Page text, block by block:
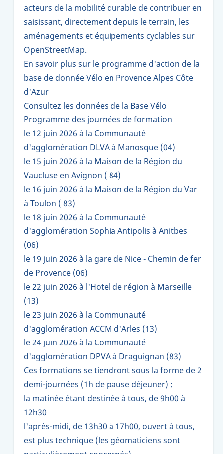
acteurs de la mobilité durable de contribuer en
saisissant, directement depuis le terrain, les
aménagements et équipements cyclables sur
OpenStreetMap.
En savoir plus sur le programme d'action de la
base de donnée Vélo en Provence Alpes Côte
d'Azur
Consultez les données de la Base Vélo
Programme des journées de formation
le 12 juin 2026 à la Communauté
d'agglomération DLVA à Manosque (04)
le 15 juin 2026 à la Maison de la Région du
Vaucluse en Avignon ( 84)
le 16 juin 2026 à la Maison de la Région du Var
à Toulon ( 83)
le 18 juin 2026 à la Communauté
d'agglomération Sophia Antipolis à Anitbes
(06)
le 19 juin 2026 à la gare de Nice - Chemin de fer
de Provence (06)
le 22 juin 2026 à l'Hotel de région à Marseille
(13)
le 23 juin 2026 à la Communauté
d'agglomération ACCM d'Arles (13)
le 24 juin 2026 à la Communauté
d'agglomération DPVA à Draguignan (83)
Ces formations se tiendront sous la forme de 2
demi-journées (1h de pause déjeuner) :
la matinée étant destinée à tous, de 9h00 à
12h30
l'après-midi, de 13h30 à 17h00, ouvert à tous,
est plus technique (les géomaticiens sont